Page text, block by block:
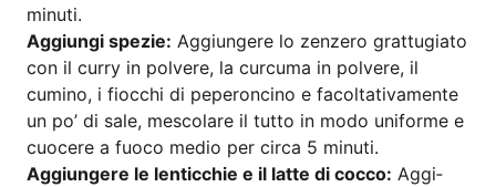
minuti.
Aggi­ungi spe­zie: Aggi­unge­re lo zenz­e­ro grat­tu­gi­a­to
con il cur­ry in pol­vere, la cur­cu­ma in pol­vere, il
cumi­no, i fioc­chi di pepe­ron­ci­no e facol­ta­tiv­a­men­te
un po’ di sale, mes­co­la­re il tut­to in modo uni­for­me e
cuo­ce­re a fuo­co medio per cir­ca 5 minuti.
Aggi­unge­re le len­ti­c­chie e il lat­te di coc­co: Aggi­